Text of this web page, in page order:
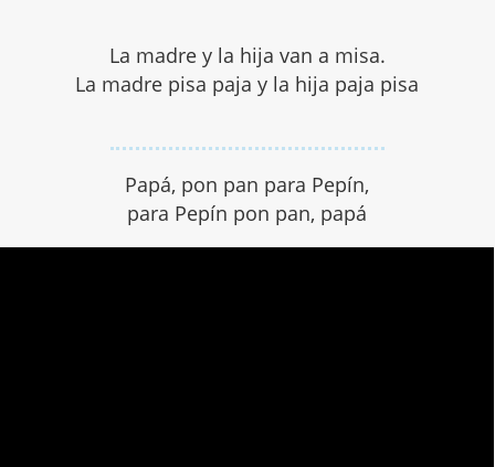
La madre y la hija van a misa.
La madre pisa paja y la hija paja pisa
Papá, pon pan para Pepín,
para Pepín pon pan, papá